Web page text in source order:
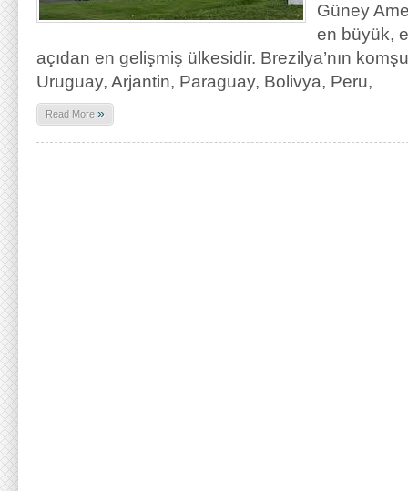
Güney
en büyük,
açıdan en gelişmiş ülkesidir. Brezilya’nın
Uruguay, Arjantin, Paraguay, Bolivya, Peru,
Read More »